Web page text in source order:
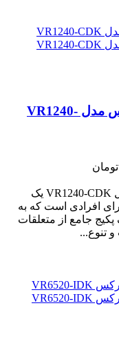
کیت دریل شارژی 40 پارچه ویوارکس مدل VR1240-
کیت دریل شارژی ۴۰ پارچه ویوارکس مدل VR1240‑CDK یک
افرادی است که به
پکیج جامع از متعلقات
تنوع...